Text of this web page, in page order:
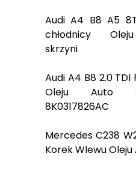
Audi A4 B8 A5
chłodnicy
skrzyni
Audi A4 B8 2.0
Oleju Auto
8K0317826AC
Mercedes C238
Korek Wlewu Oleju